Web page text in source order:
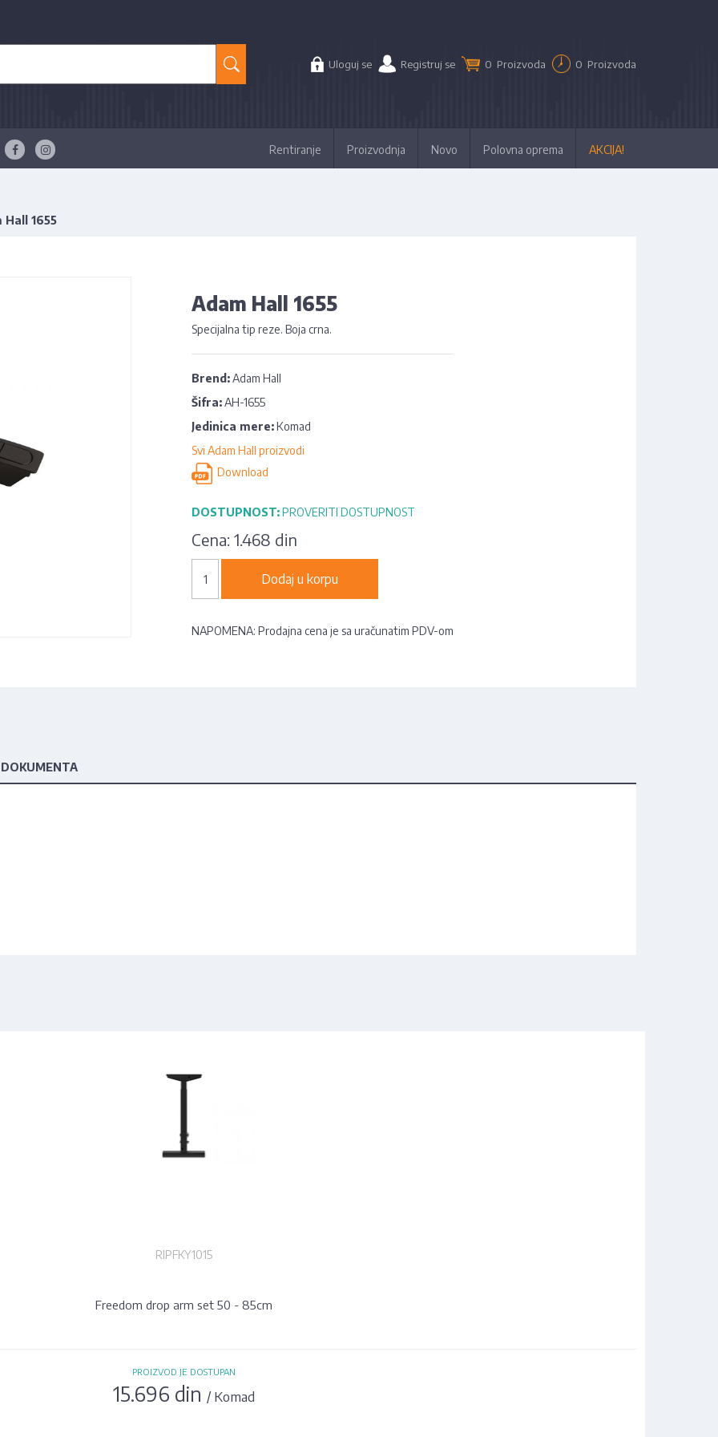
Uloguj se Registruj se 0 Proizvoda 0 Proizvoda
Rentiranje Proizvodnja Novo Polovna oprema AKCIJA!
Hall 1655
Adam Hall 1655
Specijalna tip reze. Boja crna.
Brend:Adam Hall
Šifra:AH-1655
Jedinica mere:Komad
Svi Adam Hall proizvodi
Download
DOSTUPNOST:PROVERITI DOSTUPNOST
Cena: 1.468 din
Dodaj u korpu
NAPOMENA: Prodajna cena je sa uračunatim PDV-om
RIPFKY1015
Freedom drop arm set 50 - 85cm
PROIZVOD JE DOSTUPAN
15.696 din / Komad